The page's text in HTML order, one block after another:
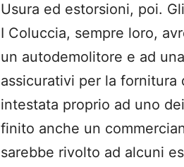
Usura ed estorsioni, poi.
I Coluccia, sempre loro,
un autodemolitore e ad
assicurativi per la fornitura
intestata proprio ad uno
finito anche un
sarebbe rivolto ad alcuni